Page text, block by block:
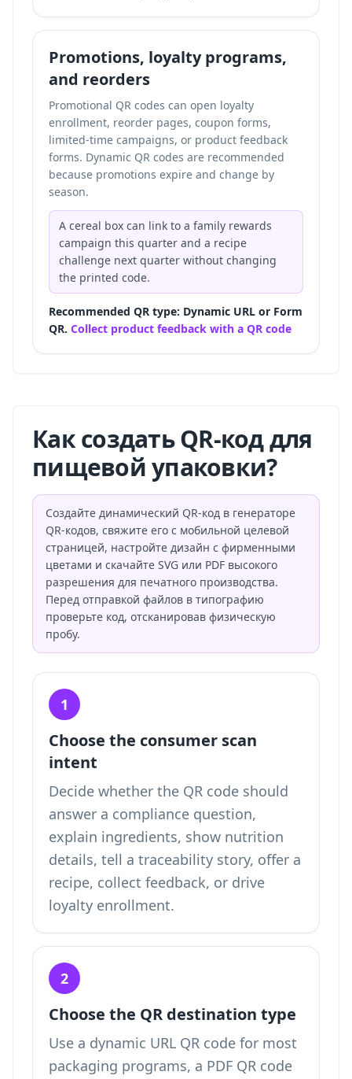
Promotions, loyalty programs,
and reorders
Promotional QR codes can open loyalty
enrollment, reorder pages, coupon forms,
limited-time campaigns, or product feedback
forms. Dynamic QR codes are recommended
because promotions expire and change by
season.
A cereal box can link to a family rewards
campaign this quarter and a recipe
challenge next quarter without changing
the printed code.
Recommended QR type: Dynamic URL or Form
QR. Collect product feedback with a QR code
Как создать QR-код для
пищевой упаковки?
Создайте динамический QR-код в генераторе
QR-кодов, свяжите его с мобильной целевой
страницей, настройте дизайн с фирменными
цветами и скачайте SVG или PDF высокого
разрешения для печатного производства.
Перед отправкой файлов в типографию
проверьте код, отсканировав физическую
пробу.
1
Choose the consumer scan
intent
Decide whether the QR code should
answer a compliance question,
explain ingredients, show nutrition
details, tell a traceability story, offer a
recipe, collect feedback, or drive
loyalty enrollment.
2
Choose the QR destination type
Use a dynamic URL QR code for most
packaging programs, a PDF QR code